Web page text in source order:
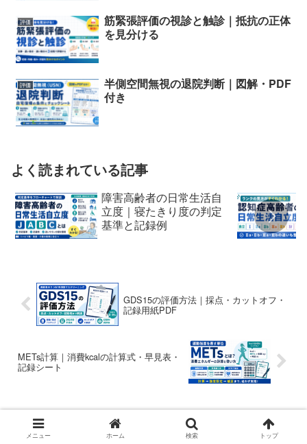
評価
筋緊張評価の視診と触診｜抵抗の正体
を見分ける
評価
半側空間無視の退院判断｜図解・PDF
付き
よく読まれている記事
障害高齢者の日常生活自
立度｜寝たきり度の判定
基準と記録例
GDS15の評価方法｜採点・カットオフ・
記録用紙PDF
METs計算｜消費kcalの計算式・早見表・
記録シート
ホーム
メニュー ホーム 検索 トップ